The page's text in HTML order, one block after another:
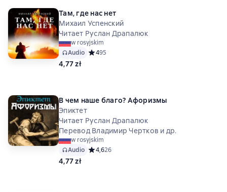
Там, где нас нет
Михаил Успенский
Читает Руслан Драпалюк
w rosyjskim
Audio Средний рейтинг 4 на основе 95 оценок
495
4,77 zł
В чем наше благо? Афоризмы
Эпиктет
Читает Руслан Драпалюк
Перевод Владимир Чертков и др.
w rosyjskim
Audio Средний рейтинг 4,6 на основе 26 оценок
4,626
4,77 zł